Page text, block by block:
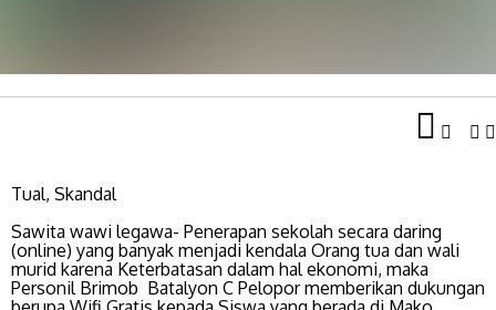
Tual, Skandal
Sawita wawi legawa- Penerapan sekolah secara daring
(online) yang banyak menjadi kendala Orang tua dan wali
murid karena Keterbatasan dalam hal ekonomi, maka
Personil Brimob Batalyon C Pelopor memberikan dukungan